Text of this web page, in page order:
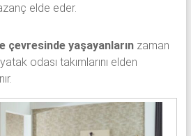
elde eder.
çevresinde yaşayanlarınzaman
odası takımlarını elden